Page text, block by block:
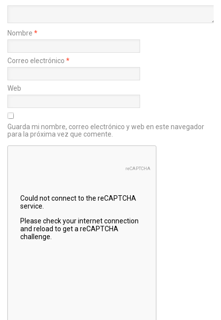
Nombre *
Correo electrónico *
Web
Guarda mi nombre, correo electrónico y web en este navegador
para la próxima vez que comente.